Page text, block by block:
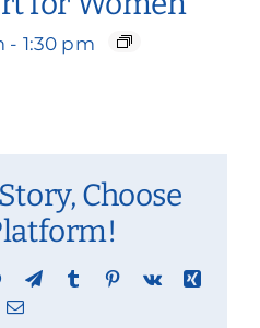
- 1:30 pm
Choose
WhatsApp
TelegramTumblr Pinterest
Vk
Xing
Email